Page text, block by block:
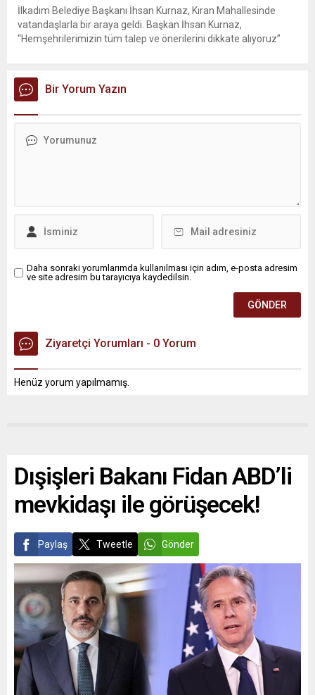
İlkadım Belediye Başkanı İhsan Kurnaz, Kıran Mahallesinde
vatandaşlarla bir araya geldi. Başkan İhsan Kurnaz,
“Hemşehrilerimizin tüm talep ve önerilerini dikkate alıyoruz”
sohbet eden, onların talep ve önerileri dinleyen Başkan İhsan
Kurnaz, gelen taleplerin çözümü için...
Bir Yorum Yazın
Daha sonraki yorumlarımda kullanılması için adım, e-posta adresim
ve site adresim bu tarayıcıya kaydedilsin.
Ziyaretçi Yorumları - 0 Yorum
Henüz yorum yapılmamış.
Dışişleri Bakanı Fidan ABD’li
mevkidaşı ile görüşecek!
Paylaş Tweetle Gönder